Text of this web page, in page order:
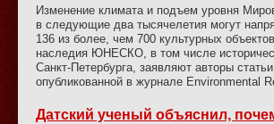
Изменение климата и подъем уровня
в следующие два тысячелетия могут
136 из более, чем 700 культурных
наследия ЮНЕСКО, в том числе
Санкт-Петербурга, заявляют авторы статьи,
опубликованной в журнале Environmental
Датский ученый объяснил,